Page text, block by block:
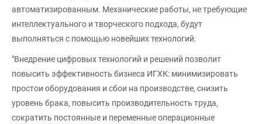
автоматизированным. Механические работы, не требующие
интеллектуального и творческого подхода, будут
выполняться с помощью новейших технологий.
"Внедрение цифровых технологий и решений позволит
повысить эффективность бизнеса ИГХК: минимизировать
простои оборудования и сбои на производстве, снизить
уровень брака, повысить производительность труда,
сократить постоянные и переменные операционные